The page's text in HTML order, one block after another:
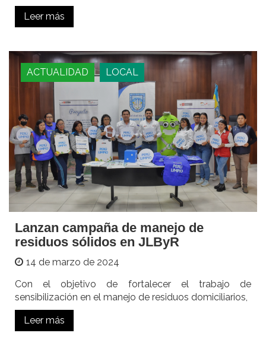
Leer más
ACTUALIDAD LOCAL
Lanzan campaña de manejo de
residuos sólidos en JLByR
14 de marzo de 2024
Con el objetivo de fortalecer el trabajo de
sensibilización en el manejo de residuos domiciliarios,
Leer más